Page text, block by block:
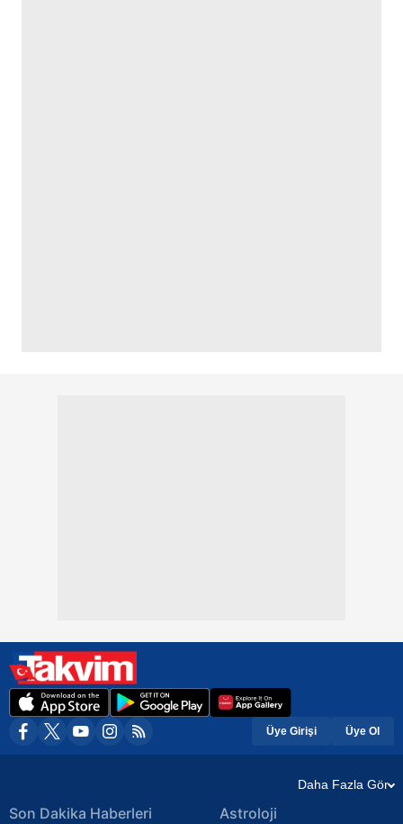
Üye Girişi Üye Ol
Daha Fazla Gör
Son Dakika Haberleri Astroloji